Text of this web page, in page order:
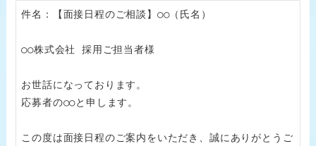
件名：【面接日程のご相談】○○（氏名）
○○株式会社 採用ご担当者様
お世話になっております。
応募者の○○と申します。
この度は面接日程のご案内をいただき、誠にありがとうご